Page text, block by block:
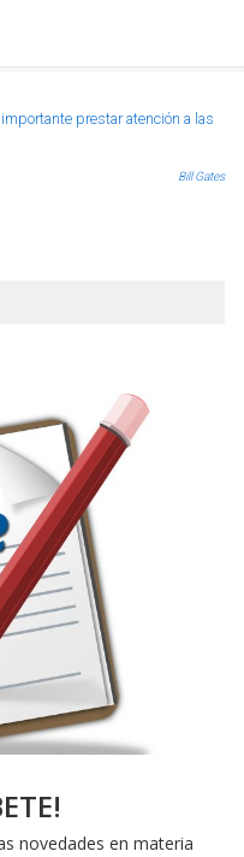
prestar atención a las
Bill Gates
novedades en materia